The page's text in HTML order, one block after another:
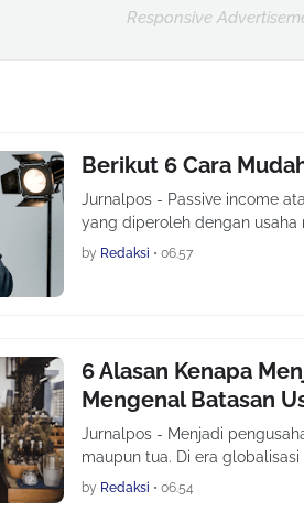
Responsive
Berikut 6 Cara
Jurnalpos - Passive income
yang diperoleh dengan
by Redaksi • 06.57
6 Alasan Kenapa
Mengenal Batasan
Jurnalpos - Menjadi
maupun tua. Di era
by Redaksi • 06.54